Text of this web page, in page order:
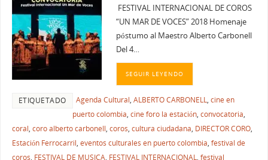
FESTIVAL INTERNACIONAL DE COROS
“UN MAR DE VOCES” 2018 Homenaje
póstumo al Maestro Alberto Carbonell
Del 4…
SEGUIR LEYENDO
ETIQUETADO Agenda Cultural, ALBERTO CARBONELL, cine en
puerto colombia, cine foro la estación, convocatoria,
coral, coro alberto carbonell, coros, cultura ciudadana, DIRECTOR CORO,
Estación Ferrocarril, eventos culturales en puerto colombia, festival de
coros, FESTIVAL DE MUSICA, FESTIVAL INTERNACIONAL, festival